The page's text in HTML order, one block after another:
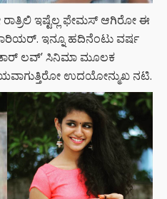
ಇಷ್ಟೆಲ್ಲ ಫೇಮಸ್​ ಆಗಿರೋ ಈ
ಇನ್ನೂ ಹದಿನೆಂಟು ವರ್ಷ
ಲವ್’ ಸಿನಿಮಾ ಮೂಲಕ
ಉದಯೋನ್ಮುಖ ನಟಿ.